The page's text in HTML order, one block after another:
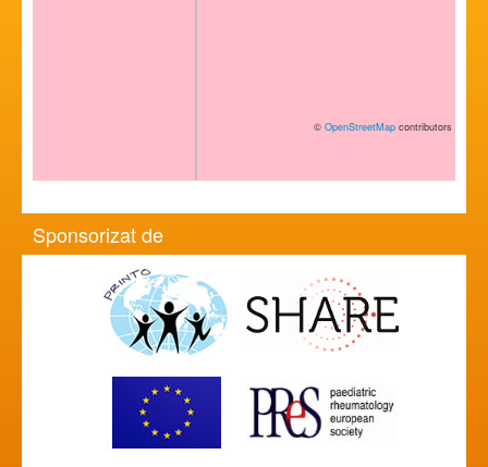
© OpenStreetMap contributors
Sponsorizat de